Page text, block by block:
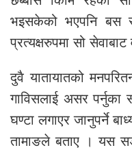
भइसकेको भएपनि बस
प्रत्यक्षरुपमा सो
दुवै यातायातको
गाविसलाई असर पर्नुका
घण्टा लगाएर जानुपर्ने
तामाङले बताए । यस